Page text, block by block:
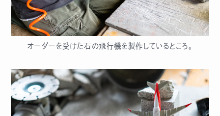
オーダーを受けた石の飛行機を製作しているところ。